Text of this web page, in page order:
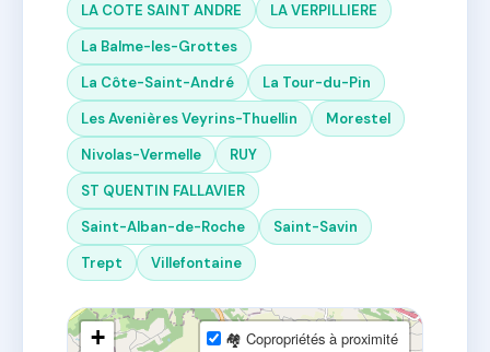
LA COTE SAINT ANDRE
LA VERPILLIERE
La Balme-les-Grottes
La Côte-Saint-André
La Tour-du-Pin
Les Avenières Veyrins-Thuellin
Morestel
Nivolas-Vermelle
RUY
ST QUENTIN FALLAVIER
Saint-Alban-de-Roche
Saint-Savin
Trept
Villefontaine
+
🏘 Copropriétés à proximité